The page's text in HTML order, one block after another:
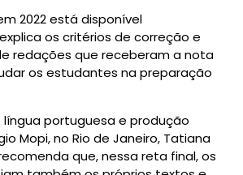
2022 está disponível
explica os critérios de correção e
redações que receberam a nota
os estudantes na preparação
portuguesa e produção
Mopi, no Rio de Janeiro, Tatiana
que, nessa reta final, os